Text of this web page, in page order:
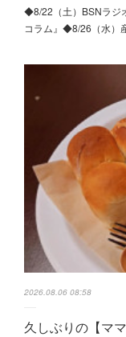
◆8/22（土）BSNラジ
コラム』◆8/26（水）
2026.08.06 08:58
久しぶりの【マ